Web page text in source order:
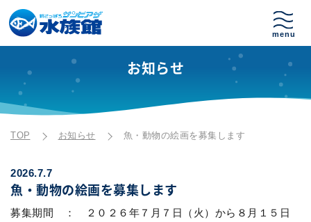
お知らせ
TOP お知らせ 魚・動物の絵画を募集します
2026.7.7
魚・動物の絵画を募集します
募集期間 ： ２０２６年７月７日（火）から８月１５日